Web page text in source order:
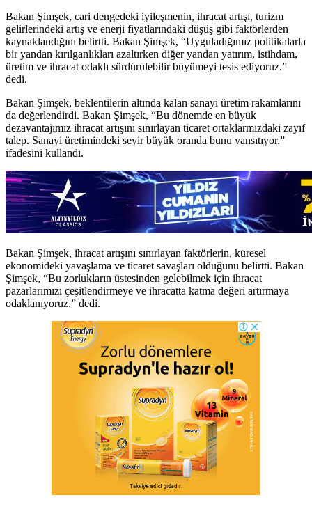
Bakan Şimşek, cari dengedeki iyileşmenin, ihracat artışı, turizm
gelirlerindeki artış ve enerji fiyatlarındaki düşüş gibi faktörlerden
kaynaklandığını belirtti. Bakan Şimşek, “Uyguladığımız politikalarla
bir yandan kırılganlıkları azaltırken diğer yandan yatırım, istihdam,
üretim ve ihracat odaklı sürdürülebilir büyümeyi tesis ediyoruz.”
dedi.
Bakan Şimşek, beklentilerin altında kalan sanayi üretim rakamlarını
da değerlendirdi. Bakan Şimşek, “Bu dönemde en büyük
dezavantajımız ihracat artışını sınırlayan ticaret ortaklarmızdaki zayıf
talep. Sanayi üretimindeki seyir büyük oranda bunu yansıtıyor.”
ifadesini kullandı.
Bakan Şimşek, ihracat artışını sınırlayan faktörlerin, küresel
ekonomideki yavaşlama ve ticaret savaşları olduğunu belirtti. Bakan
Şimşek, “Bu zorlukların üstesinden gelebilmek için ihracat
pazarlarımızı çeşitlendirmeye ve ihracatta katma değeri artırmaya
odaklanıyoruz.” dedi.